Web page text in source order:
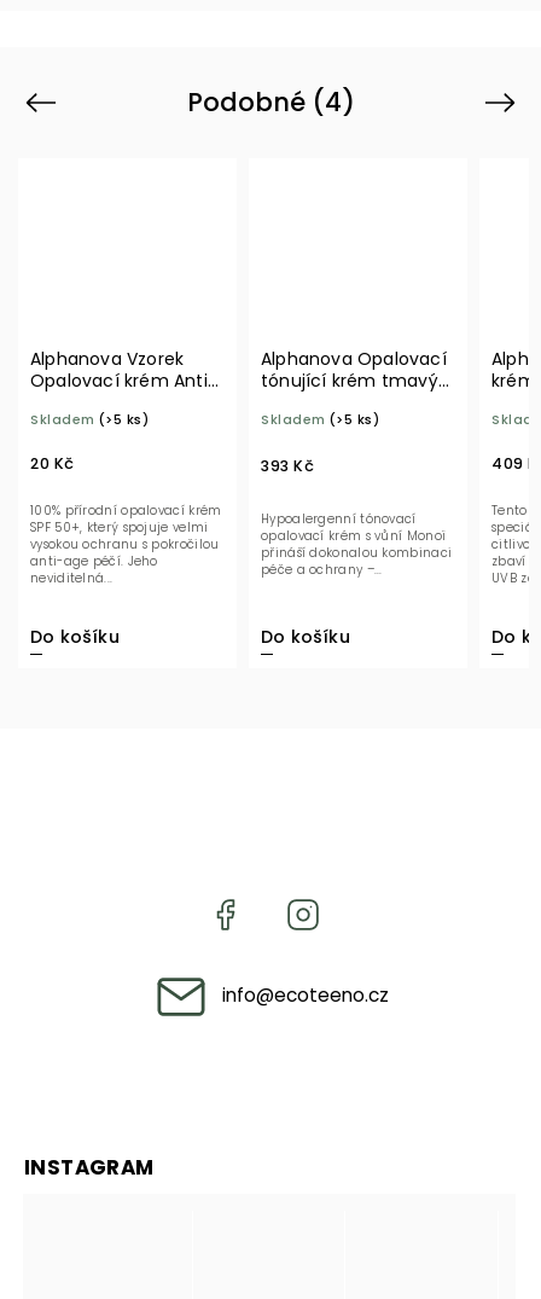
Podobné (4)
Previous
Alphanova Vzorek
Opalovací krém Anti-
Skladem (>5 ks)
20 Kč
Do košíku
100% přírodní opalovací krém
SPF 50+, který spojuje velmi
vysokou ochranu s pokročilou
anti-age péčí. Jeho
neviditelná...
Alphanova Opalovací
tónující krém tmavý
Skladem (>5 ks)
393 Kč
Do košíku
Hypoalergenní tónovací
opalovací krém s vůní Monoï
přináší dokonalou kombinaci
péče a ochrany –...
krém
409
Do
Tento
citlivou
zbaví
UVB
Next
info@ecoteeno.cz
INSTAGRAM